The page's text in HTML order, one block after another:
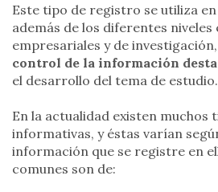
Este tipo de registro se utiliza
además de los diferentes niveles
empresariales y de
control de la información
el desarrollo del tema de estudio.
En la actualidad existen muchos
informativas, y éstas varían
información que se registre en
comunes son de: